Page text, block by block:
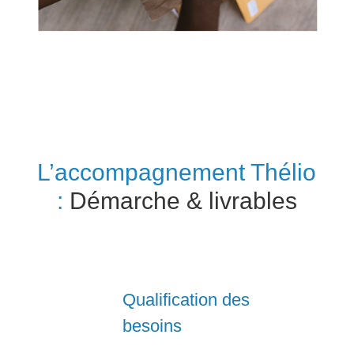
L’accompagnement Thélio
: Démarche & livrables
Qualification des
besoins